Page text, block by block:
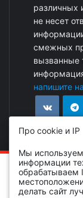
ОБРАТИТЕ
различных
не несет
смежных
вызванные
напишите
Реклама на
Про cookie и IP
Мы
информации
обрабатываем
делать сайт